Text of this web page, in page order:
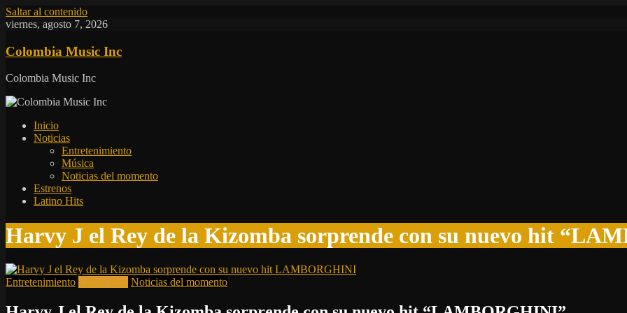
Saltar al contenido
viernes, agosto 7, 2026
Colombia Music Inc
Colombia Music Inc
Inicio
Noticias
Entretenimiento
Música
Noticias del momento
Estrenos
Latino Hits
Harvy J el Rey de la Kizomba sorprende con su nuevo hit
Entretenimiento Latino Hits Noticias del momento